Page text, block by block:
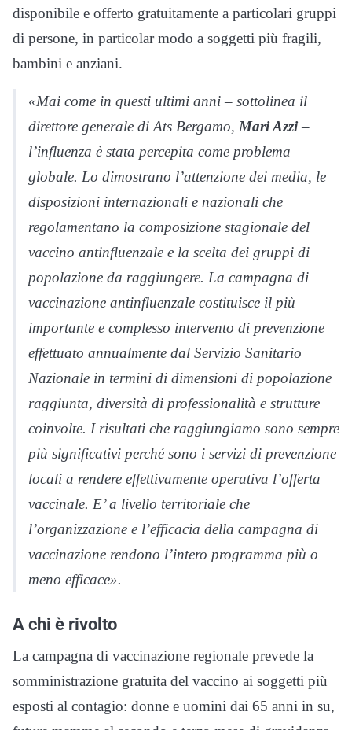
disponibile e offerto gratuitamente a particolari gruppi
di persone, in particolar modo a soggetti più fragili,
bambini e anziani.
«Mai come in questi ultimi anni – sottolinea il
direttore generale di Ats Bergamo, Mari Azzi–
l’influenza è stata percepita come problema
globale. Lo dimostrano l’attenzione dei media, le
disposizioni internazionali e nazionali che
regolamentano la composizione stagionale del
vaccino antinfluenzale e la scelta dei gruppi di
popolazione da raggiungere. La campagna di
vaccinazione antinfluenzale costituisce il più
importante e complesso intervento di prevenzione
effettuato annualmente dal Servizio Sanitario
Nazionale in termini di dimensioni di popolazione
raggiunta, diversità di professionalità e strutture
coinvolte. I risultati che raggiungiamo sono sempre
più significativi perché sono i servizi di prevenzione
locali a rendere effettivamente operativa l’offerta
vaccinale. E’ a livello territoriale che
l’organizzazione e l’efficacia della campagna di
vaccinazione rendono l’intero programma più o
meno efficace».
A chi è rivolto
La campagna di vaccinazione regionale prevede la
somministrazione gratuita del vaccino ai soggetti più
esposti al contagio: donne e uomini dai 65 anni in su,